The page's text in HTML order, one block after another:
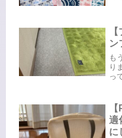
ず
ン
も
り
っ
て
ゃ
観
適
に